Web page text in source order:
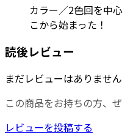
カラー／2色回を中
こから始まった！
読後レビュー
まだレビューはありません
この商品をお持ちの方、
レビューを投稿する